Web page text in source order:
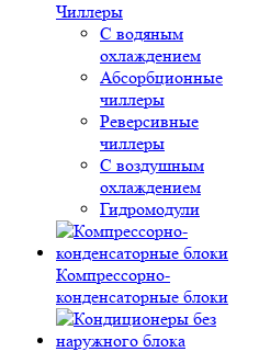
Чиллеры
С водяным
охлаждением
Абсорбционные
чиллеры
Реверсивные
чиллеры
С воздушным
охлаждением
Гидромодули
Компрессорно-
конденсаторные блоки